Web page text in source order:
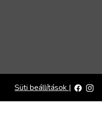
Süti beállítások |